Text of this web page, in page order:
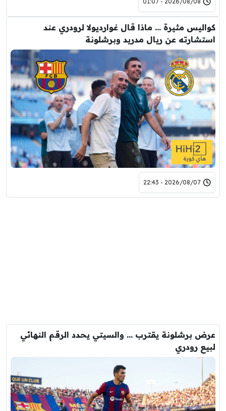
كواليس مثيرة … ماذا قال غوارديولا لرودري عند
استشارته عن ريال مدريد وبرشلونة
2026/08/07 - 22:43
عرض برشلونة يقترب … والسيتي يحدد الرقم النهائي
لبيع رودري